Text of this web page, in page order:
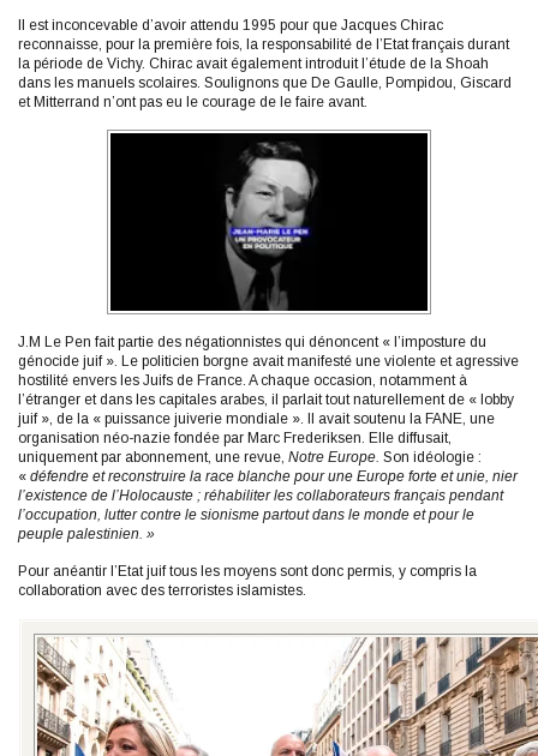
Il est inconcevable d’avoir attendu 1995 pour que Jacques Chirac
reconnaisse, pour la première fois, la responsabilité de l’Etat français durant
la période de Vichy. Chirac avait également introduit l’étude de la Shoah
dans les manuels scolaires. Soulignons que De Gaulle, Pompidou, Giscard
et Mitterrand n’ont pas eu le courage de le faire avant.
J.M Le Pen fait partie des négationnistes qui dénoncent « l’imposture du
génocide juif ». Le politicien borgne avait manifesté une violente et agressive
hostilité envers les Juifs de France. A chaque occasion, notamment à
l’étranger et dans les capitales arabes, il parlait tout naturellement de « lobby
juif », de la « puissance juiverie mondiale ». Il avait soutenu la FANE, une
organisation néo-nazie fondée par Marc Frederiksen. Elle diffusait,
uniquement par abonnement, une revue, Notre Europe. Son idéologie :
« défendre et reconstruire la race blanche pour une Europe forte et unie, nier
l’existence de l’Holocauste ; réhabiliter les collaborateurs français pendant
l’occupation, lutter contre le sionisme partout dans le monde et pour le
peuple palestinien. »
Pour anéantir l’Etat juif tous les moyens sont donc permis, y compris la
collaboration avec des terroristes islamistes.